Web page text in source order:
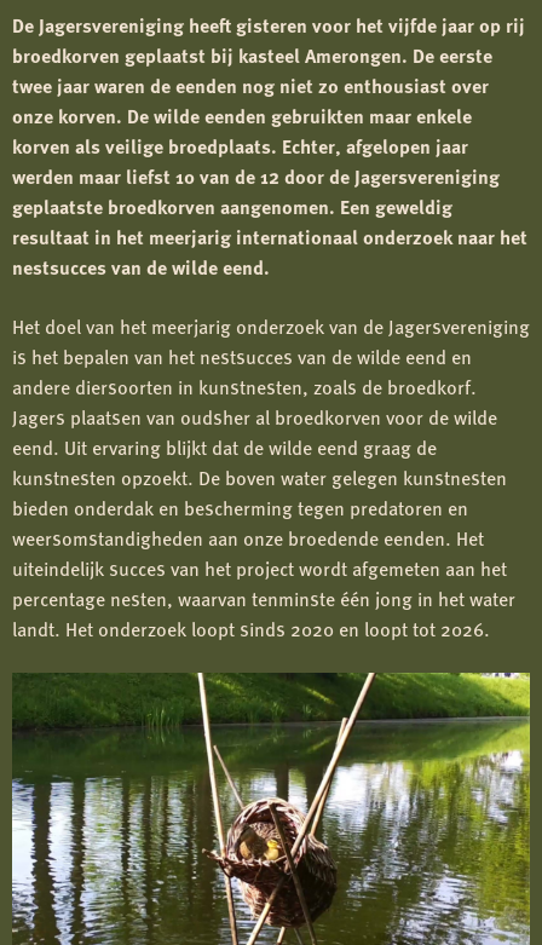
De Jagersvereniging heeft gisteren voor het vijfde jaar op rij
broedkorven geplaatst bij kasteel Amerongen. De eerste
twee jaar waren de eenden nog niet zo enthousiast over
onze korven. De wilde eenden gebruikten maar enkele
korven als veilige broedplaats. Echter, afgelopen jaar
werden maar liefst 10 van de 12 door de Jagersvereniging
geplaatste broedkorven aangenomen. Een geweldig
resultaat in het meerjarig internationaal onderzoek naar het
nestsucces van de wilde eend.
Het doel van het meerjarig onderzoek van de Jagersvereniging
is het bepalen van het nestsucces van de wilde eend en
andere diersoorten in kunstnesten, zoals de broedkorf.
Jagers plaatsen van oudsher al broedkorven voor de wilde
eend. Uit ervaring blijkt dat de wilde eend graag de
kunstnesten opzoekt. De boven water gelegen kunstnesten
bieden onderdak en bescherming tegen predatoren en
weersomstandigheden aan onze broedende eenden. Het
uiteindelijk succes van het project wordt afgemeten aan het
percentage nesten, waarvan tenminste één jong in het water
landt. Het onderzoek loopt sinds 2020 en loopt tot 2026.